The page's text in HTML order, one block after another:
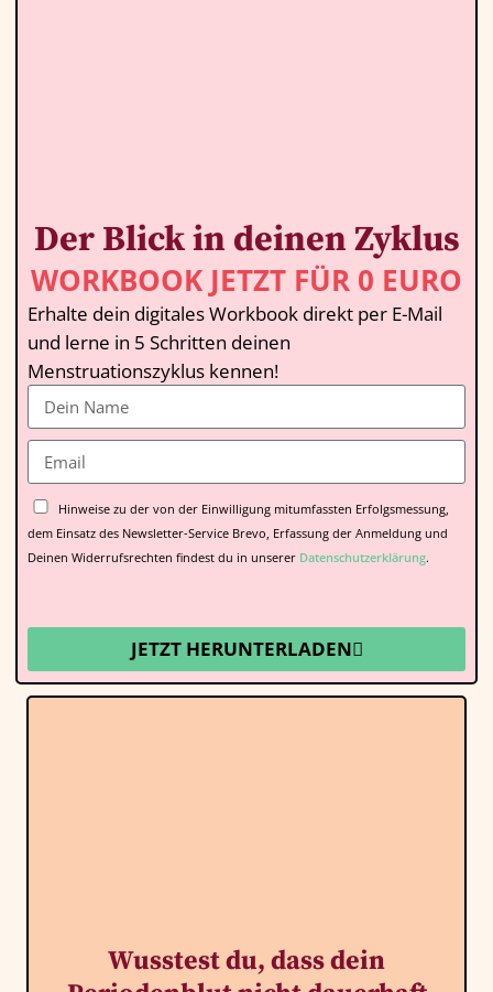
Der Blick in deinen Zyklus
WORKBOOK JETZT FÜR 0 EURO
Erhalte dein digitales Workbook direkt per E-Mail
und lerne in 5 Schritten deinen
Menstruationszyklus kennen!
Hinweise zu der von der Einwilligung mitumfassten Erfolgsmessung,
dem Einsatz des Newsletter-Service Brevo, Erfassung der Anmeldung und
Deinen Widerrufsrechten findest du in unserer Datenschutzerklärung.
JETZT HERUNTERLADEN
Wusstest du, dass dein